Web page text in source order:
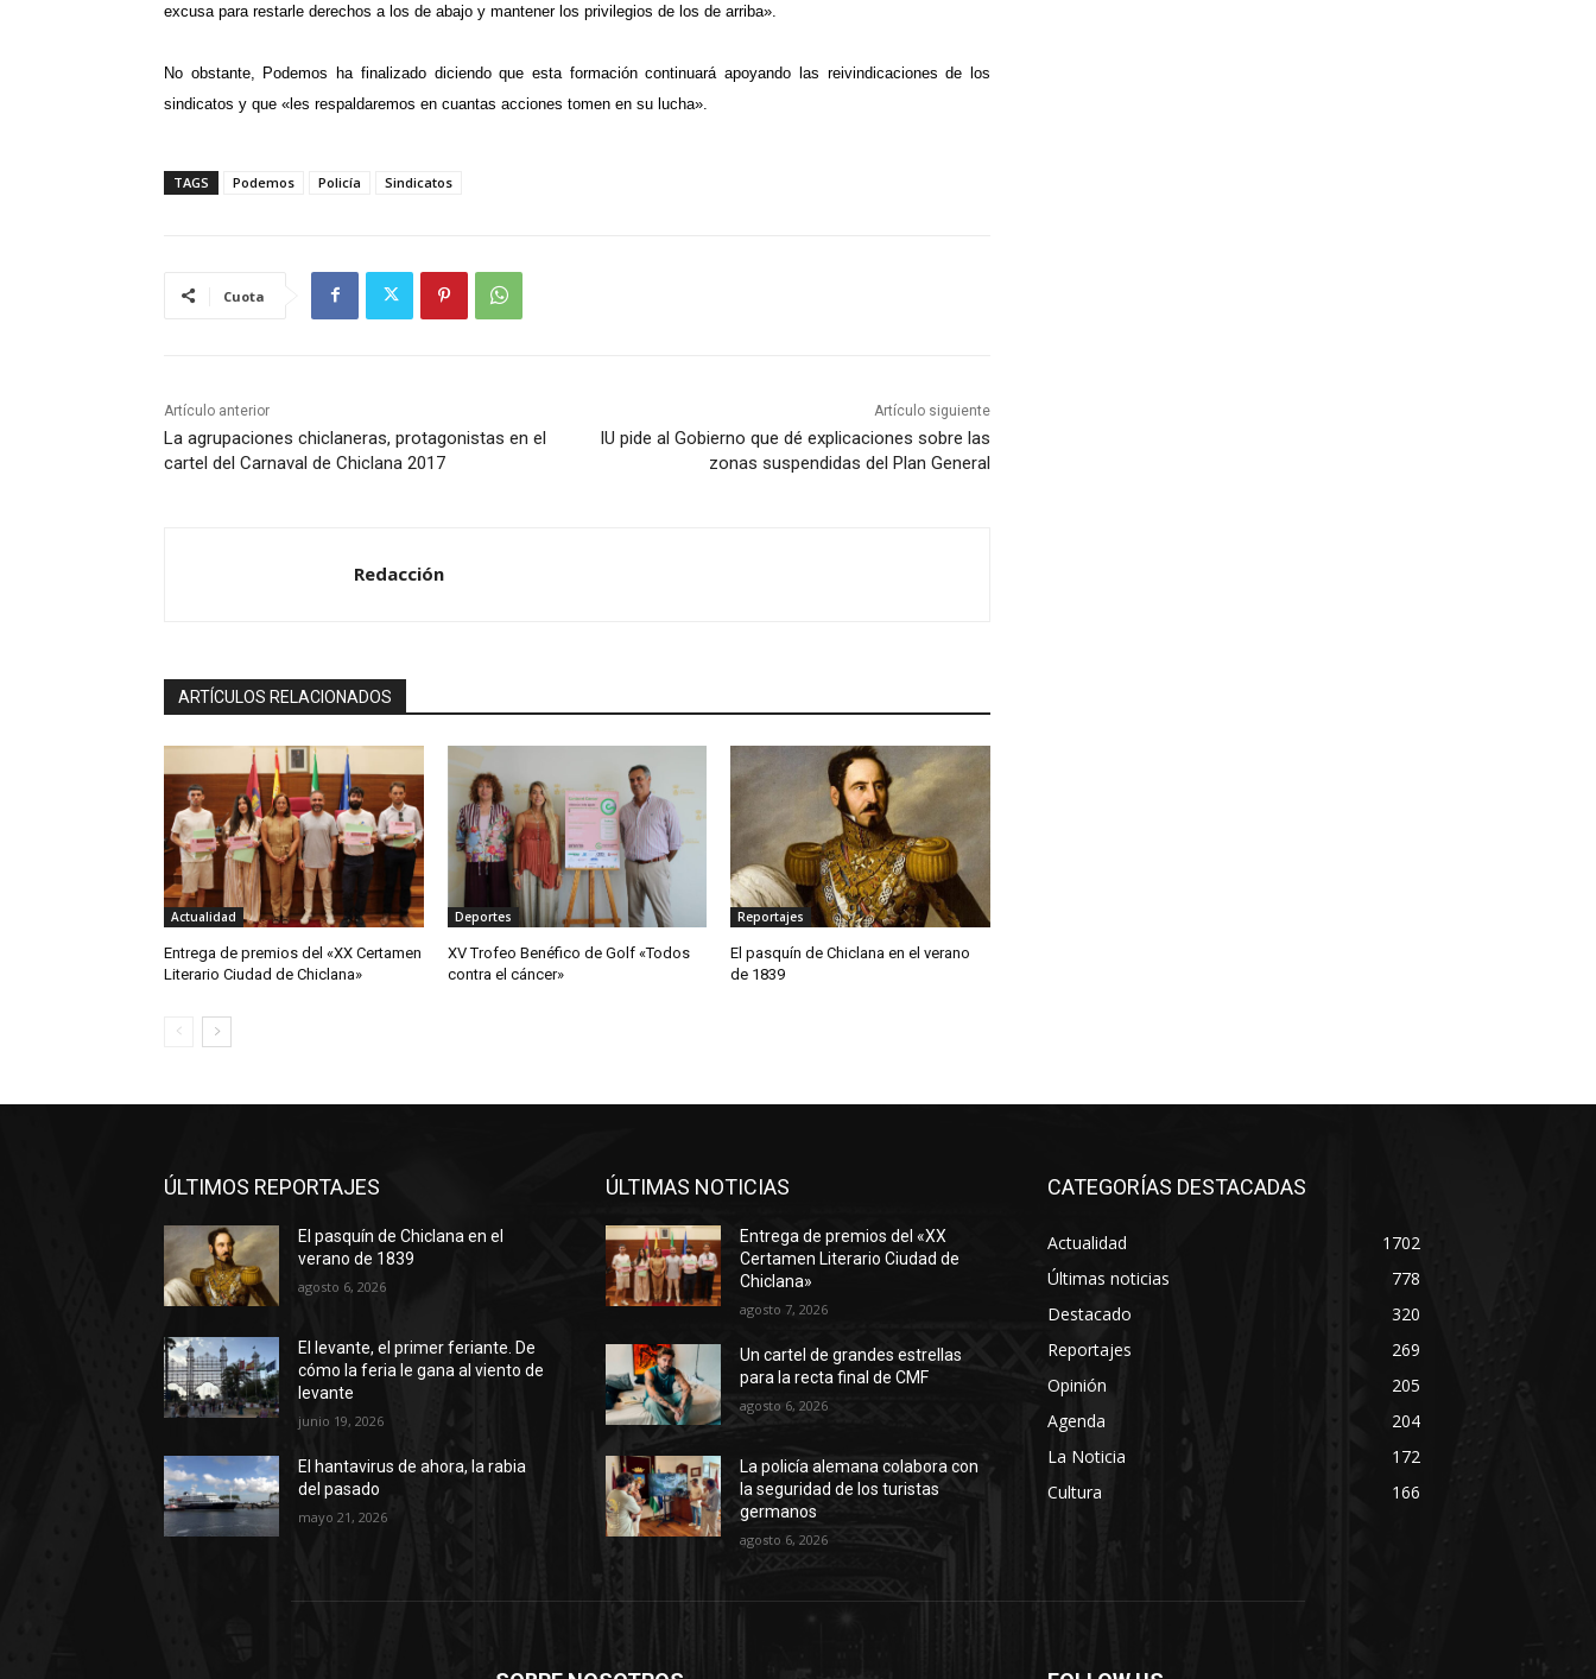
excusa para restarle derechos a los de abajo y mantener los privilegios de los de arriba».
No obstante, Podemos ha finalizado diciendo que esta formación continuará apoyando las reivindicaciones de los
sindicatos y que «les respaldaremos en cuantas acciones tomen en su lucha».
TAGS Podemos Policía Sindicatos
Cuota
Artículo anterior
La agrupaciones chiclaneras, protagonistas en el
cartel del Carnaval de Chiclana 2017
Artículo siguiente
IU pide al Gobierno que dé explicaciones sobre las
zonas suspendidas del Plan General
Redacción
ARTÍCULOS RELACIONADOS
Actualidad
Entrega de premios del «XX Certamen
Literario Ciudad de Chiclana»
Deportes
XV Trofeo Benéfico de Golf «Todos
contra el cáncer»
Reportajes
El pasquín de Chiclana en el verano
de 1839
ÚLTIMOS REPORTAJES
El pasquín de Chiclana en el
verano de 1839
agosto 6, 2026
El levante, el primer feriante. De
cómo la feria le gana al viento de
levante
junio 19, 2026
El hantavirus de ahora, la rabia
del pasado
mayo 21, 2026
ÚLTIMAS NOTICIAS
Entrega de premios del «XX
Certamen Literario Ciudad de
Chiclana»
agosto 7, 2026
Un cartel de grandes estrellas
para la recta final de CMF
agosto 6, 2026
La policía alemana colabora con
la seguridad de los turistas
germanos
agosto 6, 2026
CATEGORÍAS DESTACADAS
Actualidad
1702
Últimas noticias
778
Destacado
320
Reportajes
269
Opinión
205
Agenda
204
La Noticia
172
Cultura
166